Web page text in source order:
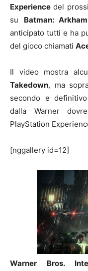
Experience del
su Batman:
anticipato tutti e ha
del gioco chiamati
Il video mostra
Takedown, ma
secondo e
dalla Warner
PlayStation
[nggallery id=12]
Warner Bros.